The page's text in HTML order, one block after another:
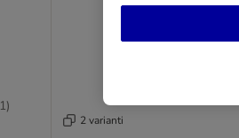
1)
2 varianti